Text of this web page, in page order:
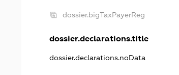
dossier.bigTaxPayerReg
dossier.declarations.title
dossier.declarations.noData